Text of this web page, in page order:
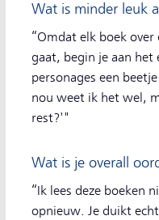
Wat is minder leuk
“Omdat elk boek over
gaat, begin je aan het
personages een
nou weet ik het wel,
rest?'"
Wat is je overall
“Ik lees deze boeken
opnieuw. Je duikt